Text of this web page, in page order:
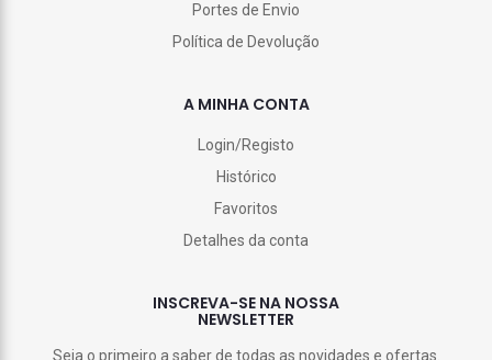
Portes de Envio
Política de Devolução
A MINHA CONTA
Login/Registo
Histórico
Favoritos
Detalhes da conta
INSCREVA-SE NA NOSSA
NEWSLETTER
Seja o primeiro a saber de todas as novidades e ofertas.